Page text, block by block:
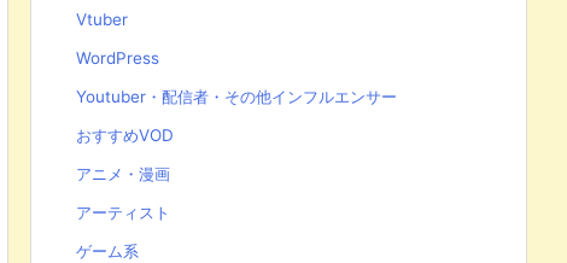
Vtuber
WordPress
Youtuber・配信者・その他インフルエンサー
おすすめVOD
アニメ・漫画
アーティスト
ゲーム系